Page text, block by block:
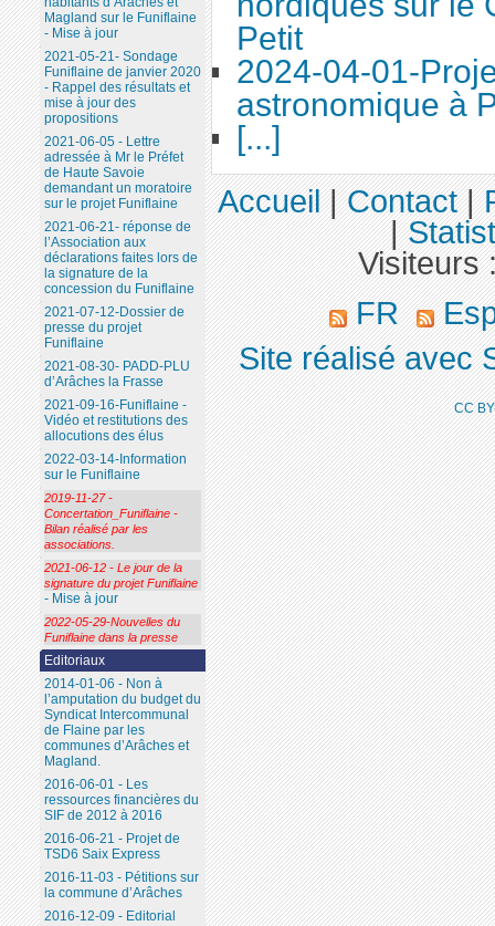
Petit
2024-04-01-
astronomique à
[...]
Magland sur le Funiflaine
- Mise à jour
2021-05-21- Sondage
Funiflaine de janvier 2020
- Rappel des résultats et
mise à jour des
propositions
2021-06-05 - Lettre
adressée à Mr le Préfet
de Haute Savoie
demandant un moratoire
sur le projet Funiflaine
2021-06-21- réponse de
l’Association aux
déclarations faites lors de
la signature de la
concession du Funiflaine
2021-07-12-Dossier de
presse du projet
Funiflaine
2021-08-30- PADD-PLU
d’Arâches la Frasse
2021-09-16-Funiflaine -
Vidéo et restitutions des
allocutions des élus
2022-03-14-Information
sur le Funiflaine
2019-11-27 -
Concertation_Funiflaine -
Bilan réalisé par les
associations.
2021-06-12 - Le jour de la
signature du projet Funiflaine
- Mise à jour
2022-05-29-Nouvelles du
Funiflaine dans la presse
Editoriaux
2014-01-06 - Non à
l’amputation du budget du
Syndicat Intercommunal
de Flaine par les
communes d’Arâches et
Magland.
2016-06-01 - Les
ressources financières du
SIF de 2012 à 2016
2016-06-21 - Projet de
TSD6 Saix Express
2016-11-03 - Pétitions sur
la commune d’Arâches
2016-12-09 - Editorial
Accueil|Contact|
|
Visiteurs
FR
Site réalisé avec
CC